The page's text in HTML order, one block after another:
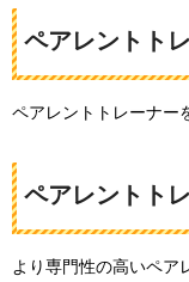
ペアレントト
ペアレントトレーナー
ペアレントト
より専門性の高いペア